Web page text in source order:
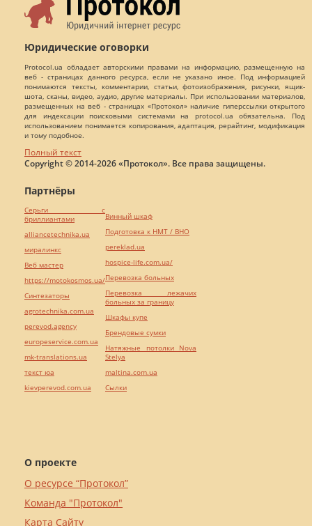
Юридические оговорки
Protocol.ua обладает авторскими правами на информацию, размещенную на
веб - страницах данного ресурса, если не указано иное. Под информацией
понимаются тексты, комментарии, статьи, фотоизображения, рисунки, ящик-
шота, сканы, видео, аудио, другие материалы. При использовании материалов,
размещенных на веб - страницах «Протокол» наличие гиперссылки открытого
для индексации поисковыми системами на protocol.ua обязательна. Под
использованием понимается копирования, адаптация, рерайтинг, модификация
и тому подобное.
Полный текст
Copyright © 2014-2026 «Протокол». Все права защищены.
О проекте
О ресурсе “Протокол”
Команда "Протокол"
Карта Сайту
Партнёры
Серьги с
бриллиантами
alliancetechnika.ua
миралинкс
Веб мастер
https://motokosmos.ua/
Синтезаторы
agrotechnika.com.ua
perevod.agency
europeservice.com.ua
mk-translations.ua
текст юа
kievperevod.com.ua
Винный шкаф
Подготовка к НМТ / ВНО
pereklad.ua
hospice-life.com.ua/
Перевозка больных
Перевозка лежачих
больных за границу
Шкафы купе
Брендовые сумки
Натяжные потолки Nova
Stelya
maltina.com.ua
Cылки